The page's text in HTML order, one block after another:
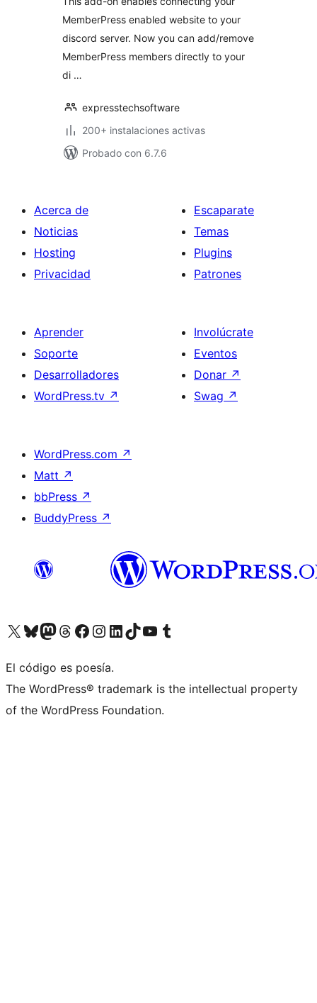
MemberPress enabled website to your
discord server. Now you can add/remove
MemberPress members directly to your
di …
expresstechsoftware
200+ instalaciones activas
Probado con 6.7.6
Acerca de
Noticias
Hosting
Privacidad
Escaparate
Temas
Plugins
Patrones
Aprender
Soporte
Desarrolladores
WordPress.tv ↗
Involúcrate
Eventos
Donar ↗
Swag ↗
WordPress.com ↗
Matt ↗
bbPress ↗
BuddyPress ↗
Visita nuestra cuenta de X (anteriormente Twitter)
Visita nuestra cuenta de Bluesky
Visita nuestra cuenta de Mastodon
Visita nuestra cuenta de Threads
Visita nuestra página de Facebook
Visita nuestra cuenta de Instagram
Visita nuestra cuenta de LinkedIn
Visita nuestra cuenta de TikTok
Visita nuestro canal de YouTube
Visita nuestra cuenta de Tumblr
El código es poesía.
The WordPress® trademark is the intellectual property
of the WordPress Foundation.